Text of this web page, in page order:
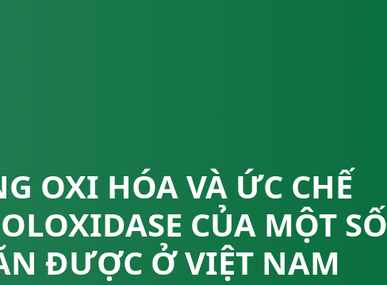
OXI HÓA VÀ ỨC CHẾ
CỦA MỘT SỐ
ĐƯỢC Ở VIỆT NAM